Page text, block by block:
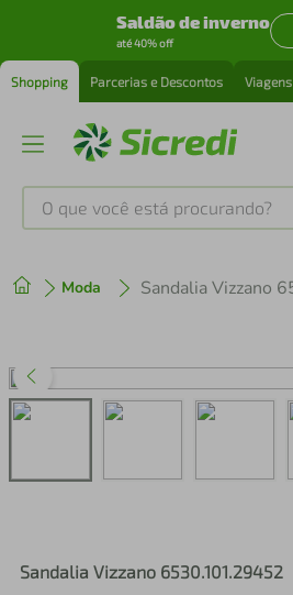
Saldão de inverno
até 40% off
Shopping Parcerias e Descontos Viagens
O que você está procurando?
Moda
Sandalia Vizzano 6530.101.29452
2º cafeteira